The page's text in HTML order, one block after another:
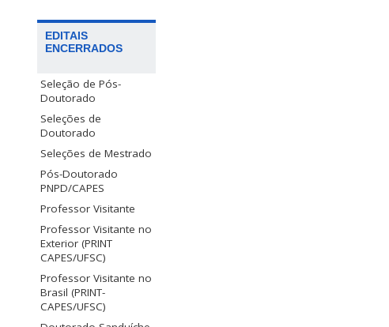
EDITAIS
ENCERRADOS
Seleção de Pós-
Doutorado
Seleções de
Doutorado
Seleções de Mestrado
Pós-Doutorado
PNPD/CAPES
Professor Visitante
Professor Visitante no
Exterior (PRINT
CAPES/UFSC)
Professor Visitante no
Brasil (PRINT-
CAPES/UFSC)